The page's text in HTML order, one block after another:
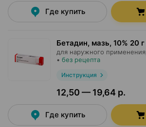
Где купить
Бетадин, мазь, 10% 20 г
для наружного применения,
• без рецепта
Инструкция
12,50 — 19,64 р.
Где купить